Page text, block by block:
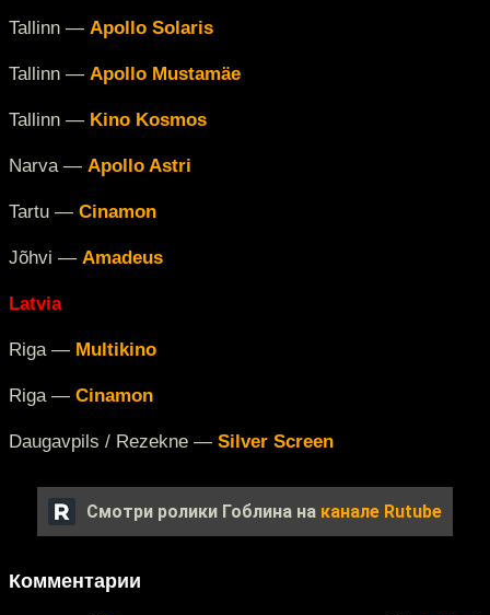
Tallinn — Apollo Solaris
Tallinn — Apollo Mustamäe
Tallinn — Kino Kosmos
Narva — Apollo Astri
Tartu — Cinamon
Jõhvi — Amadeus
Latvia
Riga — Multikino
Riga — Cinamon
Daugavpils / Rezekne — Silver Screen
Смотри ролики Гоблина на канале Rutube
Комментарии